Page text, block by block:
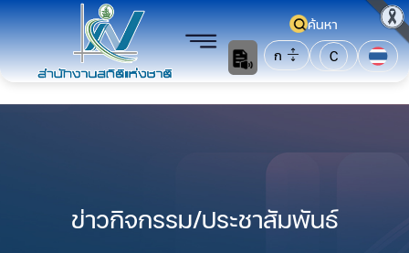
ค้นหา
ก
C
ข่าวกิจกรรม/ประชาสัมพันธ์